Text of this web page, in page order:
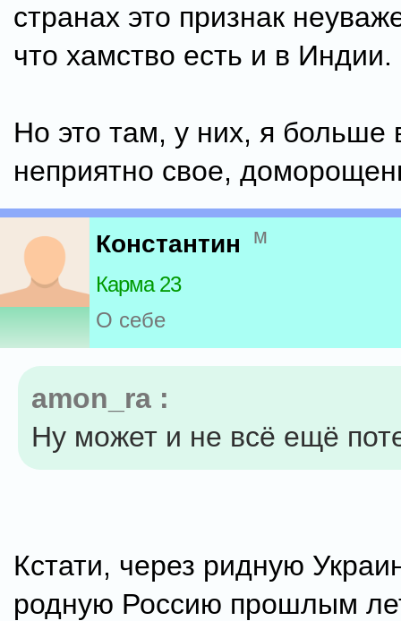
странах это признак
что хамство есть и в Индии.
Но это там, у них, я больше
неприятно свое,
Константин м
Карма 23
О себе
amon_ra :
Ну может и не всё ещё
Кстати, через ридную
родную Россию прошлым